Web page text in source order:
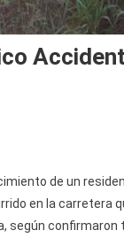
de un
en la carretera
según